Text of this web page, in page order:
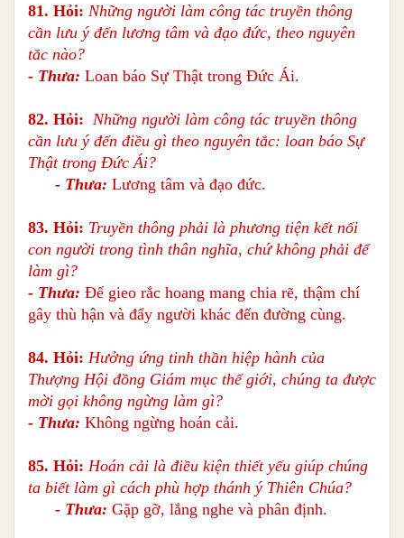
81. Hỏi: Những người làm công tác truyền thông
cần lưu ý đến lương tâm và đạo đức, theo nguyên
tắc nào?
- Thưa: Loan báo Sự Thật trong Đức Ái.
82. Hỏi: Những người làm công tác truyền thông
cần lưu ý đến điều gì theo nguyên tắc: loan báo Sự
Thật trong Đức Ái?
- Thưa: Lương tâm và đạo đức.
83. Hỏi: Truyền thông phải là phương tiện kết nối
con người trong tình thân nghĩa, chứ không phải để
làm gì?
- Thưa: Để gieo rắc hoang mang chia rẽ, thậm chí
gây thù hận và đẩy người khác đến đường cùng.
84. Hỏi: Hưởng ứng tinh thần hiệp hành của
Thượng Hội đồng Giám mục thế giới, chúng ta được
mời gọi không ngừng làm gì?
- Thưa: Không ngừng hoán cải.
85. Hỏi: Hoán cải là điều kiện thiết yếu giúp chúng
ta biết làm gì cách phù hợp thánh ý Thiên Chúa?
- Thưa: Gặp gỡ, lắng nghe và phân định.